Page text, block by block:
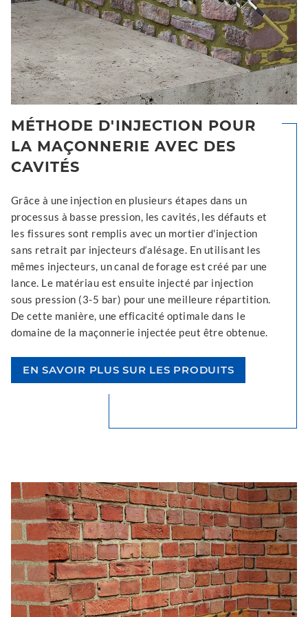
MÉTHODE D'INJECTION POUR
LA MAÇONNERIE AVEC DES
CAVITÉS
Grâce à une injection en plusieurs étapes dans un
processus à basse pression, les cavités, les défauts et
les fissures sont remplis avec un mortier d'injection
sans retrait par injecteurs d‘alésage. En utilisant les
mêmes injecteurs, un canal de forage est créé par une
lance. Le matériau est ensuite injecté par injection
sous pression (3-5 bar) pour une meilleure répartition.
De cette manière, une efficacité optimale dans le
domaine de la maçonnerie injectée peut être obtenue.
EN SAVOIR PLUS SUR LES PRODUITS